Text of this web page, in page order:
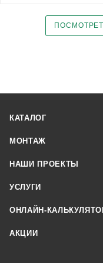
КАТАЛОГ
МОНТАЖ
НАШИ ПРОЕКТЫ
УСЛУГИ
ОНЛАЙН-
АКЦИИ